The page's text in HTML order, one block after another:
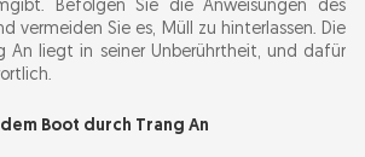
Befolgen Sie die Anweisungen des
vermeiden Sie es, Müll zu hinterlassen. Die
An liegt in seiner Unberührtheit, und dafür
dem Boot durch Trang An